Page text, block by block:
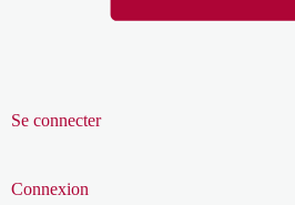
Se connecter
Connexion